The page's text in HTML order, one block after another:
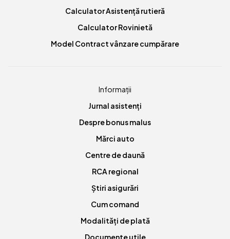
Calculator Asistență rutieră
Calculator Rovinietă
Model Contract vânzare cumpărare
Informații
Jurnal asistenți
Despre bonus malus
Mărci auto
Centre de daună
RCA regional
Știri asigurări
Cum comand
Modalități de plată
Documente utile